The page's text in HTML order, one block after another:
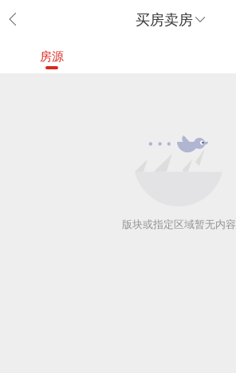
买房卖房
房源
版块或指定区域暂无内容